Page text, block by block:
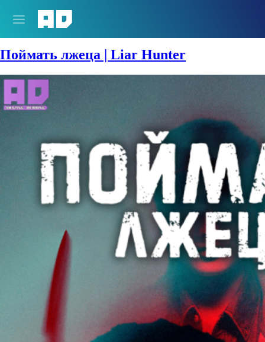
Сезон:2020 год
Поймать лжеца | Liar Hunter